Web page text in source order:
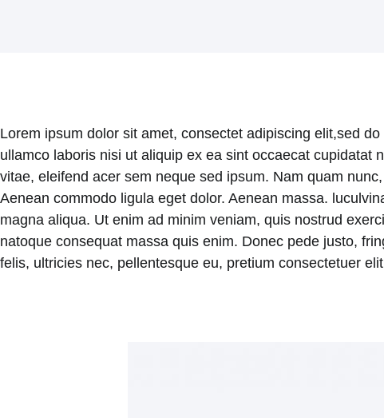
Lorem ipsum dolor sit amet, consectet adipiscing elit,sed
ullamco laboris nisi ut aliquip ex ea sint occaecat
vitae, eleifend acer sem neque sed ipsum. Nam quam
Aenean commodo ligula eget dolor. Aenean massa.
magna aliqua. Ut enim ad minim veniam, quis nostrud
natoque consequat massa quis enim. Donec pede justo,
felis, ultricies nec, pellentesque eu, pretium consectetuer